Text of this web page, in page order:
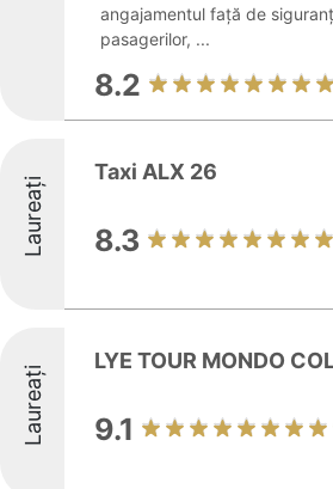
angajamentul față de
pasagerilor, ...
8.2
Laureați
Taxi ALX 26
8.3
Laureați
LYE TOUR MONDO
9.1